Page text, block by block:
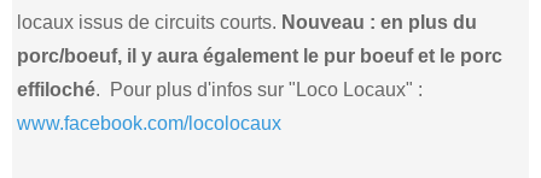
locaux issus de circuits courts. Nouveau : en plus du
porc/boeuf, il y aura également le pur boeuf et le porc
effiloché. Pour plus d'infos sur "Loco Locaux" :
www.facebook.com/locolocaux